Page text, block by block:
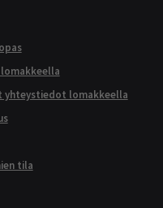
yhteystiedot lomakkeella
tila